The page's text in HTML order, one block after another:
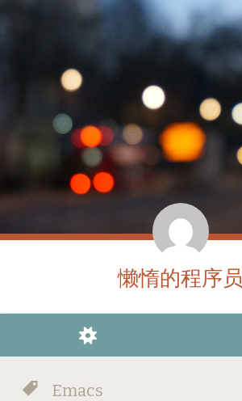
懒惰的程序员
WIDGETS
SEARCH
Emacs